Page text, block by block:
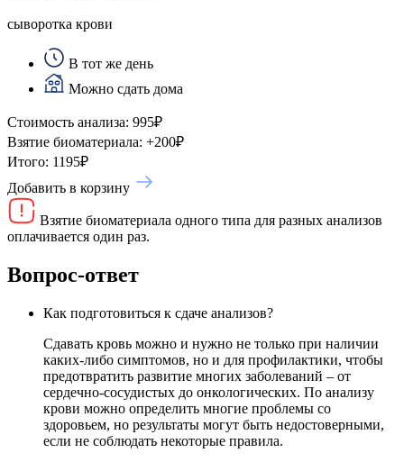
сыворотка крови
В тот же день
Можно сдать дома
Стоимость анализа: 995₽
Взятие биоматериала: +200₽
Итого: 1195₽
Добавить в корзину
Взятие биоматериала одного типа для разных анализов
оплачивается один раз.
Вопрос-ответ
Как подготовиться к сдаче анализов?
Сдавать кровь можно и нужно не только при наличии
каких-либо симптомов, но и для профилактики, чтобы
предотвратить развитие многих заболеваний – от
сердечно-сосудистых до онкологических. По анализу
крови можно определить многие проблемы со
здоровьем, но результаты могут быть недостоверными,
если не соблюдать некоторые правила.